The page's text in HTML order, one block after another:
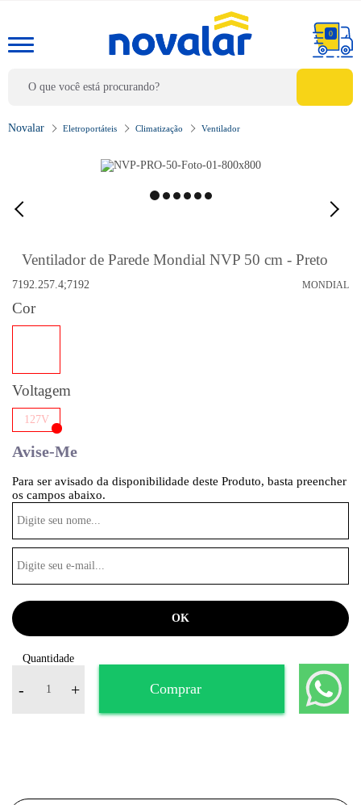
0
Eletroportáteis Climatização Ventilador
Ventilador de Parede Mondial NVP 50 cm - Preto
MONDIAL
7192.257.4;7192
Cor
Voltagem
127V
Avise-Me
Para ser avisado da disponibilidade deste Produto, basta preencher
os campos abaixo.
Quantidade
- + Comprar